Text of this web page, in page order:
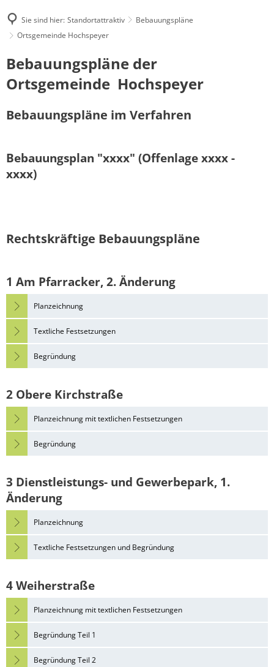
Sie sind hier: Standortattraktiv
Bebauungspläne
Ortsgemeinde Hochspeyer
Ortsgemeinde
Hochspeyer
Bebauungspläne der
Ortsgemeinde Hochspeyer
Bebauungspläne im Verfahren
Bebauungsplan "xxxx" (Offenlage xxxx -
xxxx)
Rechtskräftige Bebauungspläne
1 Am Pfarracker, 2. Änderung
Planzeichnung
Textliche Festsetzungen
Begründung
2 Obere Kirchstraße
Planzeichnung mit textlichen Festsetzungen
Begründung
3 Dienstleistungs- und Gewerbepark, 1.
Änderung
Planzeichnung
Textliche Festsetzungen und Begründung
4 Weiherstraße
Planzeichnung mit textlichen Festsetzungen
Begründung Teil 1
Begründung Teil 2